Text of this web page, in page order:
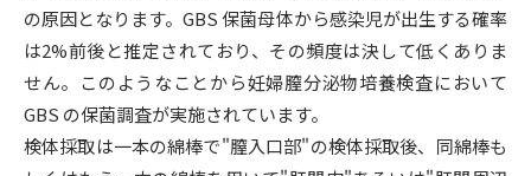
の原因となります。GBS 保菌母体から感染児が出生する確率
は2%前後と推定されており、その頻度は決して低くありま
せん。このようなことから妊婦膣分泌物培養検査において
GBS の保菌調査が実施されています。
検体採取は一本の綿棒で"膣入口部"の検体採取後、同綿棒も